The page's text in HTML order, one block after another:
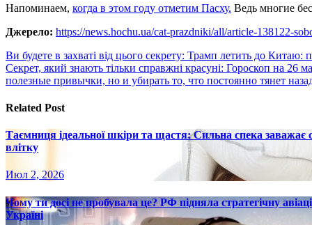
Напоминаем, когда в этом году отметим Пасху. Ведь многие
Джерело: https://news.hochu.ua/cat-prazdniki/all/article-138122-
Навигация
по
Ви будете в захваті від цього секрету: Трамп летить до
Секрет, який знають тільки справжні красуні: Гороскоп на 26
полезные привычки, но и убирать то, что постоянно тянет
Related Post
Таємниця ідеальної шкіри та щастя: Сильна спека
влітку
Июл 2, 2026
Чому ти досі не пробувала це? РФ підняла стратегічну
Україні